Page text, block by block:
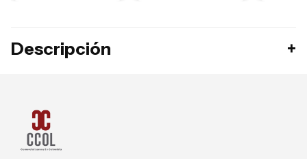
Descripción